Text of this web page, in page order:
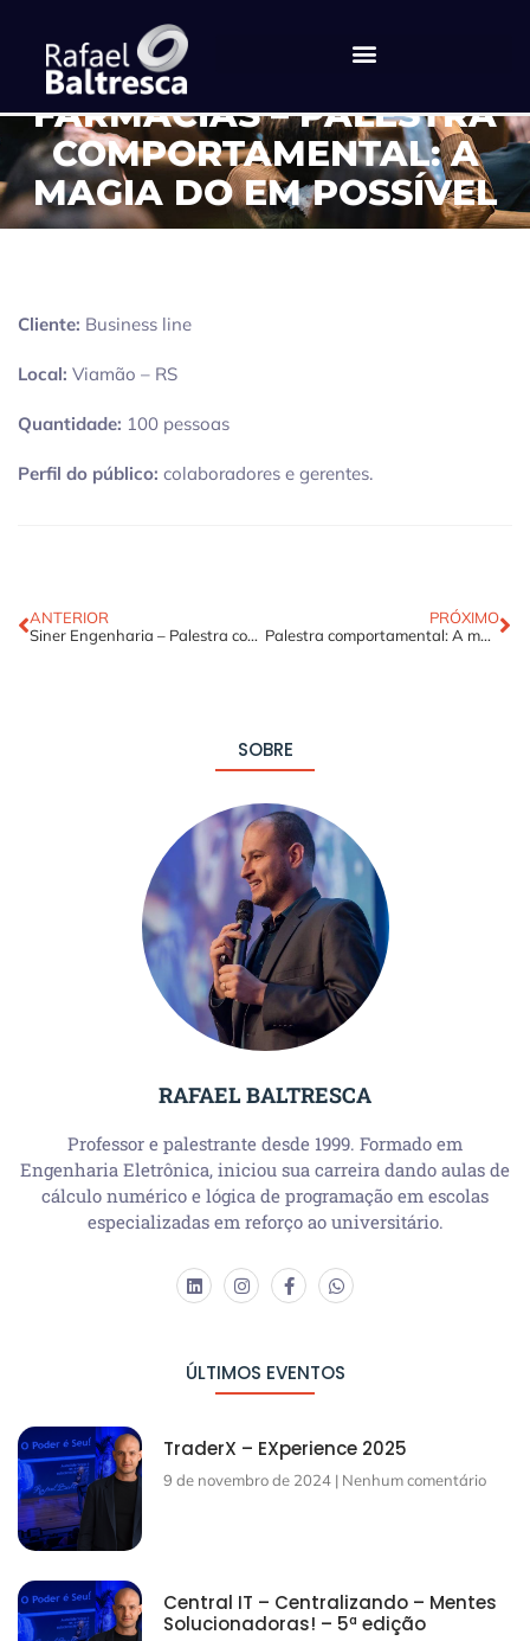
BUSINESS LINE – TCHÊ
FARMÁCIAS – PALESTRA
COMPORTAMENTAL: A
MAGIA DO EM POSSÍVEL
Cliente: Business line
Local: Viamão – RS
Quantidade: 100 pessoas
Perfil do público: colaboradores e gerentes.
ANTERIOR
Siner Engenharia – Palestra comportamental: A magia do em possível
PRÓXIMO
Palestra comportamental: A magia do em possível
SOBRE
RAFAEL BALTRESCA
Professor e palestrante desde 1999. Formado em
Engenharia Eletrônica, iniciou sua carreira dando aulas de
cálculo numérico e lógica de programação em escolas
especializadas em reforço ao universitário.
ÚLTIMOS EVENTOS
TraderX – EXperience 2025
9 de novembro de 2024 Nenhum comentário
Central IT – Centralizando – Mentes
Solucionadoras! – 5ª edição